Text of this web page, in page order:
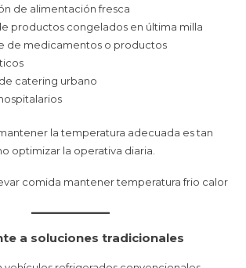
de alimentación fresca
productos congelados en última milla
de medicamentos o productos
catering urbano
la temperatura adecuada es tan
optimizar la operativa diaria.
a soluciones tradicionales